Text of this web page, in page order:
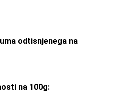
odtisnjenega na
na 100g: